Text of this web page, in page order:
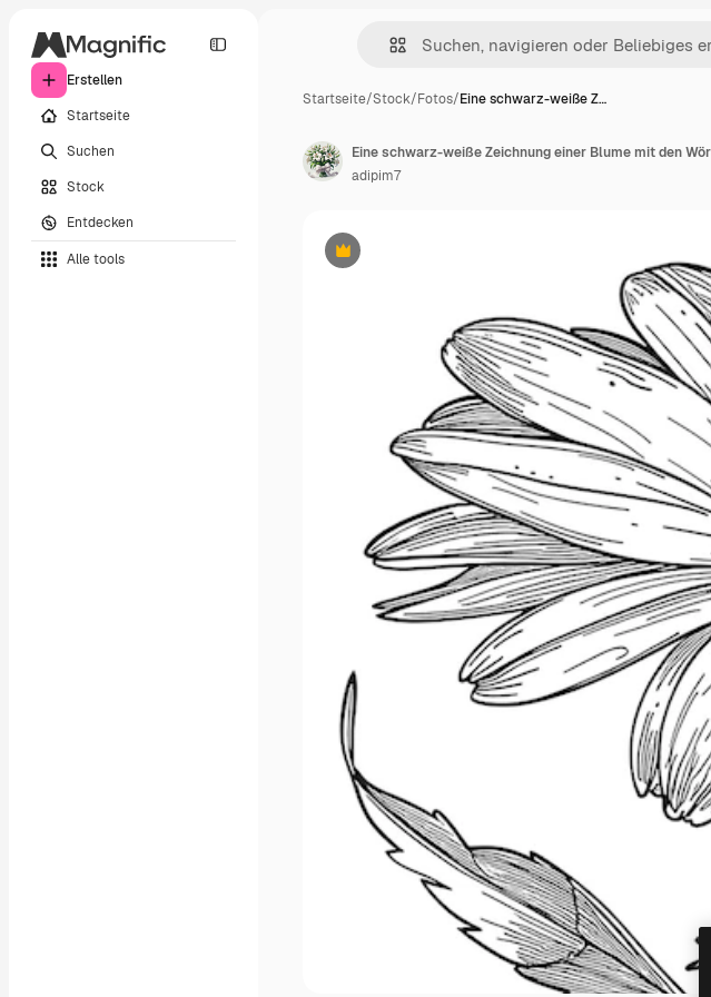
Erstellen
Startseite
Suchen
Stock
Entdecken
Alle tools
Startseite/Stock/Fotos/Eine schwarz-weiße Z…
Premium
Eine schwarz-weiße Zeichnung einer Blume mit den
adipim7